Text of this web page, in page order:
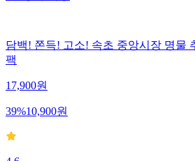
담백! 쫀득! 고소! 속초 중앙시장 명물
팩
17,900원
39%10,900원